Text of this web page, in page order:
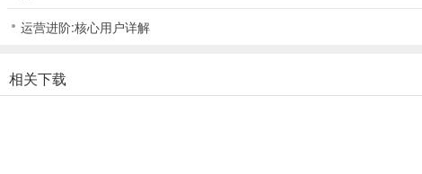
运营进阶:核心用户详解
相关下载